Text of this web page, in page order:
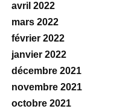
avril 2022
mars 2022
février 2022
janvier 2022
décembre 2021
novembre 2021
octobre 2021